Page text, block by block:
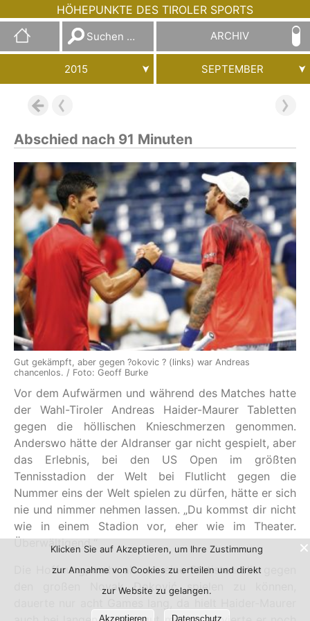
HÖHEPUNKTE DES TIROLER SPORTS
Suchen
nach:
ARCHIV
2015 SEPTEMBER
Abschied nach 91 Minuten
Gut gekämpft, aber gegen ?okovic ? (links) war Andreas
chancenlos. / Foto: Geoff Burke
Vor dem Aufwärmen und während des Matches hatte
der Wahl-Tiroler Andreas Haider-Maurer Tabletten
gegen die höllischen Knieschmerzen genommen.
Anderswo hätte der Aldranser gar nicht gespielt, aber
das Erlebnis, bei den US Open im größten
Tennisstadion der Welt bei Flutlicht gegen die
Nummer eins der Welt spielen zu dürfen, hätte er sich
nie und nimmer nehmen lassen. „Du kommst dir nicht
wie in einem Stadion vor, eher wie im Theater.
Überwältigend.“
Die Hoffnung, mehr als nur eine Statistenrolle gegen
den großen Novak Đoković spielen zu können,
Klicken Sie auf Akzeptieren, um Ihre Zustimmung
zur Annahme von Cookies zu erteilen und direkt
zur Website zu gelangen.
Akzeptieren Datenschutz